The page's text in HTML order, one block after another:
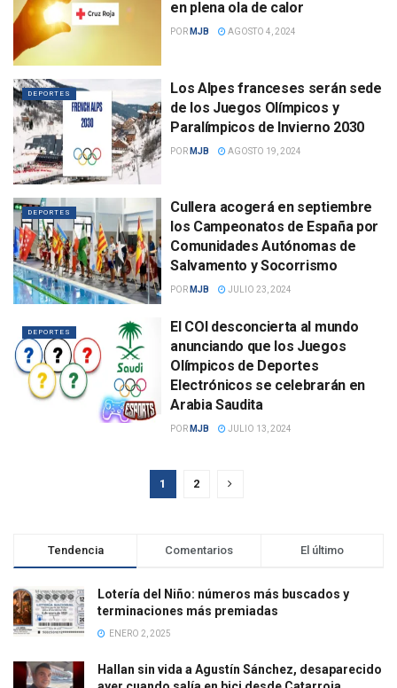
en plena ola de calor
POR MJB AGOSTO 4, 2024
DEPORTES
Los Alpes franceses serán sede
de los Juegos Olímpicos y
Paralímpicos de Invierno 2030
POR MJB AGOSTO 19, 2024
DEPORTES
Cullera acogerá en septiembre
los Campeonatos de España por
Comunidades Autónomas de
Salvamento y Socorrismo
POR MJB JULIO 23, 2024
DEPORTES
El COI desconcierta al mundo
anunciando que los Juegos
Olímpicos de Deportes
Electrónicos se celebrarán en
Arabia Saudita
POR MJB JULIO 13, 2024
1 2
Tendencia Comentarios El último
Lotería del Niño: números más buscados y
terminaciones más premiadas
ENERO 2, 2025
Hallan sin vida a Agustín Sánchez, desaparecido